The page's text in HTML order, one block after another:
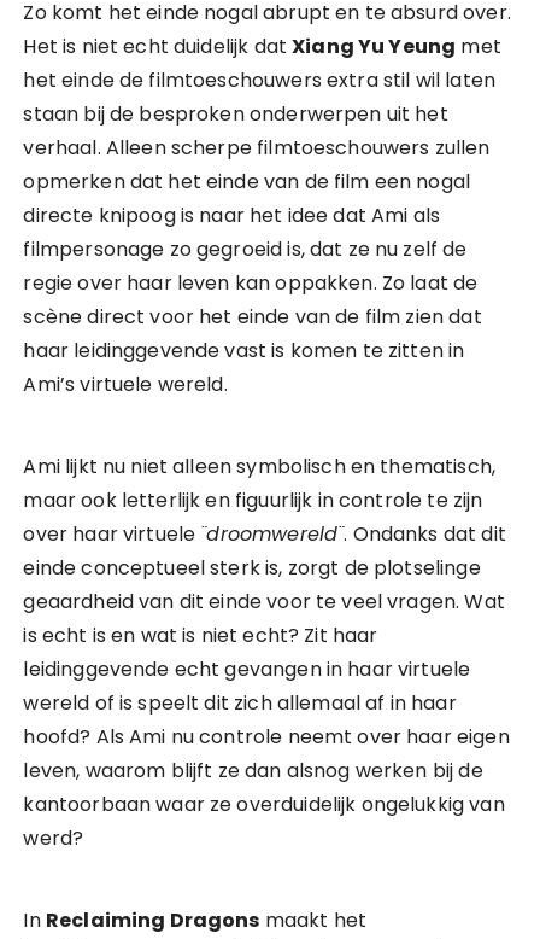
Zo komt het einde nogal abrupt en te absurd over.
Het is niet echt duidelijk datXiang Yu Yeung met
het einde de filmtoeschouwers extra stil wil laten
staan bij de besproken onderwerpen uit het
verhaal. Alleen scherpe filmtoeschouwers zullen
opmerken dat het einde van de film een nogal
directe knipoog is naar het idee dat Ami als
filmpersonage zo gegroeid is, dat ze nu zelf de
regie over haar leven kan oppakken. Zo laat de
scène direct voor het einde van de film zien dat
haar leidinggevende vast is komen te zitten in
Ami’s virtuele wereld.
Ami lijkt nu niet alleen symbolisch en thematisch,
maar ook letterlijk en figuurlijk in controle te zijn
over haar virtuele ¨droomwereld¨. Ondanks dat dit
einde conceptueel sterk is, zorgt de plotselinge
geaardheid van dit einde voor te veel vragen. Wat
is echt is en wat is niet echt? Zit haar
leidinggevende echt gevangen in haar virtuele
wereld of is speelt dit zich allemaal af in haar
hoofd? Als Ami nu controle neemt over haar eigen
leven, waarom blijft ze dan alsnog werken bij de
kantoorbaan waar ze overduidelijk ongelukkig van
werd?
In Reclaiming Dragons maakt het